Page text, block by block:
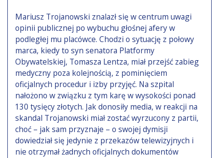
Mariusz Trojanowski znalazł się w centrum uwagi
opinii publicznej po wybuchu głośnej afery w
podległej mu placówce. Chodzi o sytuację z połowy
marca, kiedy to syn senatora Platformy
Obywatelskiej, Tomasza Lentza, miał przejść zabieg
medyczny poza kolejnością, z pominięciem
oficjalnych procedur i izby przyjęć. Na szpital
nałożono w związku z tym karę w wysokości ponad
130 tysięcy złotych. Jak donosiły media, w reakcji na
skandal Trojanowski miał zostać wyrzucony z partii,
choć – jak sam przyznaje – o swojej dymisji
dowiedział się jedynie z przekazów telewizyjnych i
nie otrzymał żadnych oficjalnych dokumentów